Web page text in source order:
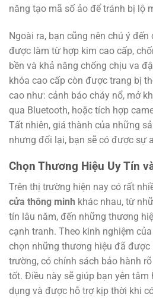
năng tạo mã số ảo để tránh bị lộ
Ngoài ra, bạn cũng nên chú ý
được làm từ hợp kim cao cấp,
bền và khả năng chống chịu va
khóa cao cấp còn được trang bị
cao như: cảnh báo cháy nổ, mở
qua Bluetooth, hoặc tích hợp
Tất nhiên, giá thành của những
nhưng đổi lại, bạn sẽ có được sự
Chọn Thương Hiệu Uy Tín
Trên thị trường hiện nay có rất
cửa thông minh khác nhau, từ
tín lâu năm, đến những thương
cạnh tranh. Theo kinh nghiệm
chọn những thương hiệu đã được
trường, có chính sách bảo hành
tốt. Điều này sẽ giúp bạn yên
dụng và được hỗ trợ kịp thời khi